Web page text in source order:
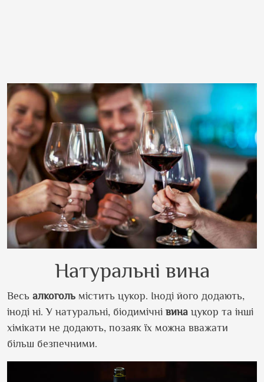
Натуральні вина
Весь алкоголь містить цукор. Іноді його додають,
іноді ні. У натуральні, біодимічні вина цукор та інші
хімікати не додають, позаяк їх можна вважати
більш безпечними.